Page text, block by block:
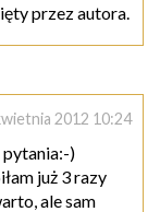
przez autora.
2012 10:24
pytania:-)
już 3 razy
ale sam